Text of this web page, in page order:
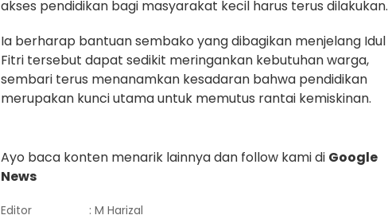
akses pendidikan bagi masyarakat kecil harus terus dilakukan.
Ia berharap bantuan sembako yang dibagikan menjelang Idul
Fitri tersebut dapat sedikit meringankan kebutuhan warga,
sembari terus menanamkan kesadaran bahwa pendidikan
merupakan kunci utama untuk memutus rantai kemiskinan.
Ayo baca konten menarik lainnya dan follow kami di Google
News
Editor : M Harizal